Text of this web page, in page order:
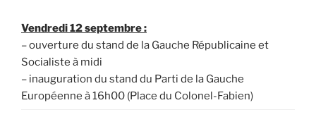
Vendredi 12 septembre :
– ouverture du stand de la Gauche Républicaine et
Socialiste à midi
– inauguration du stand du Parti de la Gauche
Européenne à 16h00 (Place du Colonel-Fabien)